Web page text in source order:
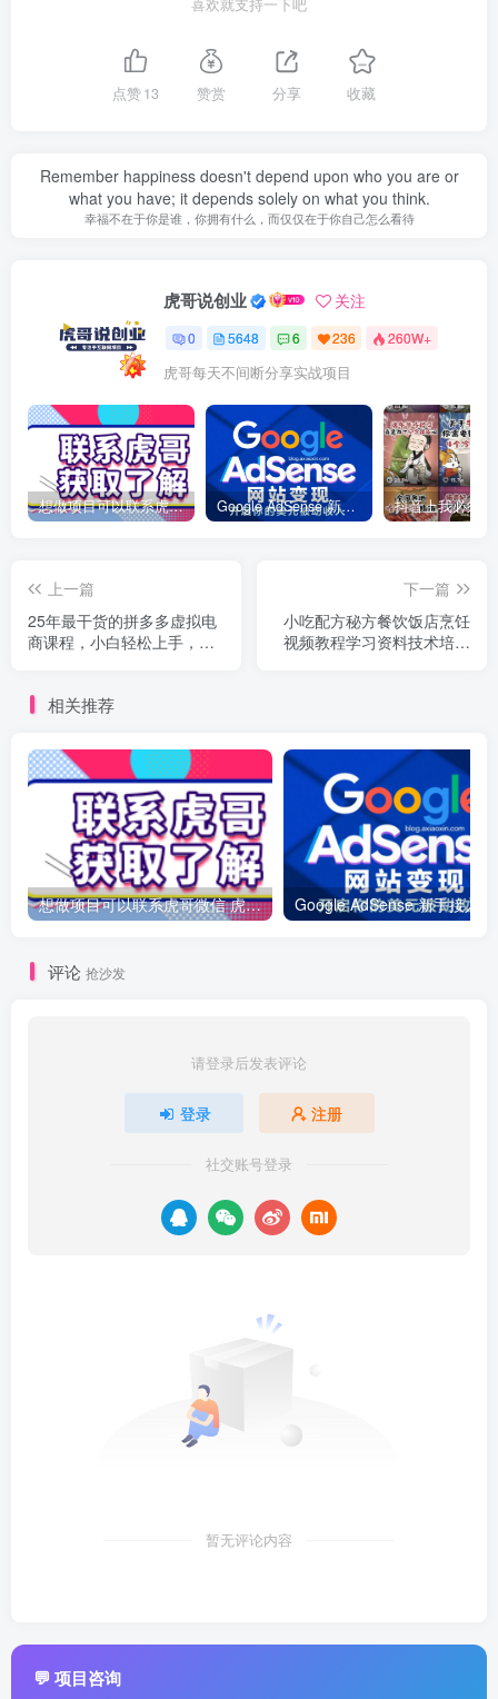
喜欢就支持一下吧
点赞13 赞赏 分享 收藏
Remember happiness doesn't depend upon who you are or
what you have; it depends solely on what you think.
幸福不在于你是谁，你拥有什么，而仅仅在于你自己怎么看待
虎哥说创业 关注
0 5648 6 236 260W+
虎哥每天不间断分享实战项目
想做项目可以联系虎哥微信 虎哥一对一解答并且远程视频教学 Google AdSense 新手接入教程：虎哥手把手教你用网站赚取美元收入
上一篇
25年最干货的拼多多虚拟电
商课程，小白轻松上手，月
下一篇
小吃配方秘方餐饮饭店烹饪
视频教程学习资料技术培训
相关推荐
想做项目可以联系虎哥微信 虎哥一对一解答并且远程视频教学
评论 抢沙发
请登录后发表评论
登录 注册
社交账号登录
暂无评论内容
💬 项目咨询